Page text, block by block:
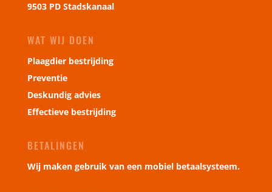
9503 PD Stadskanaal
WAT WIJ DOEN
Plaagdier bestrijding
Preventie
Deskundig advies
Effectieve bestrijding
BETALINGEN
Wij maken gebruik van een mobiel betaalsysteem.